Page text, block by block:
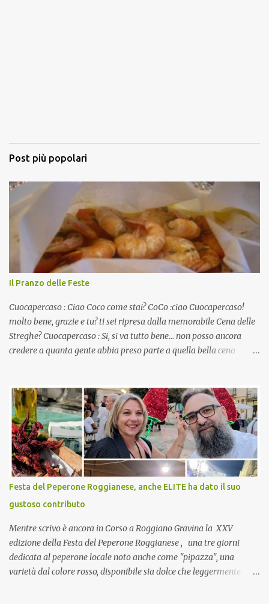
Post più popolari
Il Pranzo delle Feste
Cuocapercaso : Ciao Coco come stai? CoCo :ciao Cuocapercaso!
molto bene, grazie e tu? ti sei ripresa dalla memorabile Cena delle
Streghe? Cuocapercaso : Si, si va tutto bene… non posso ancora
credere a quanta gente abbia preso parte a quella bella cena
pranzo, racconta un po'! Perchè io avrò ospiti e cerco degli spunti...
Cuocapercaso : A dire il vero domenica prossima non preparo
nulla perché vado al Pranzo Aziendale di fine anno organizzato dai
mie capi! CoCo : Pranzo aziendale? Una bella idea! Cuocapercaso :
si, è un modo per riunirsi tutti a fine anno e tirare le somme…
naturalmente mangiando tutti insieme, con grande convivialità!
CoCo : è naturale il cibo, come sappiamo bene, funziona spesso da
collante e anche nel lavoro riesce a creare spesso l’ambiente
favorevole per molte belle opportunità, non trovi? Cuocapercaso :
Si, concordo! …addirittura si dice...
Festa del Peperone Roggianese, anche ELITE ha dato il suo
gustoso contributo
Mentre scrivo è ancora in Corso a Roggiano Gravina la XXV
edizione della Festa del Peperone Roggianese , una tre giorni
dedicata al peperone locale noto anche come "pipazza", una
varietà dal colore rosso, disponibile sia dolce che leggermente